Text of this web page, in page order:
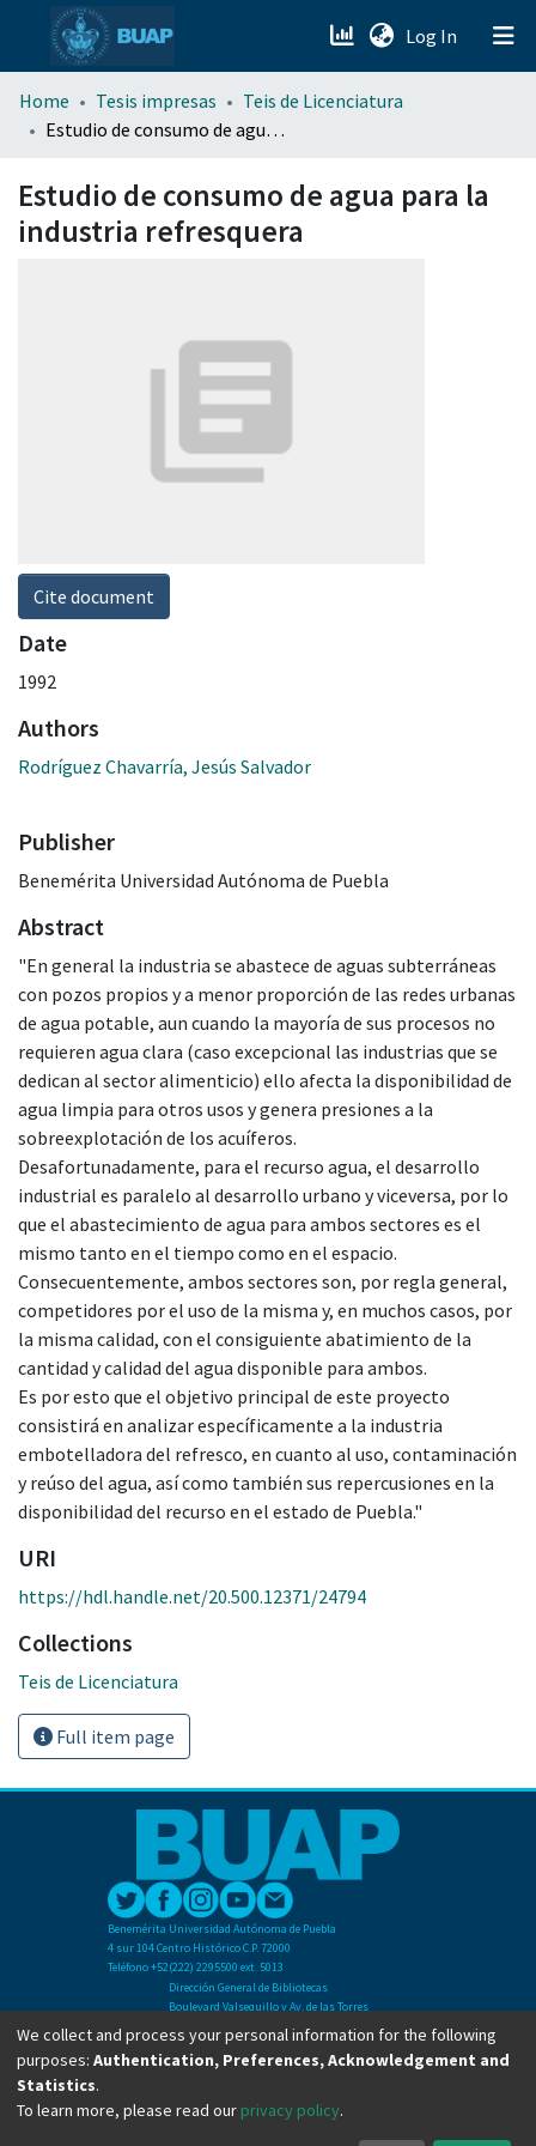
Log In (current)
menu.section.about_menu
Home Tesis impresas
Teis de Licenciatura
Estudio de consumo de agua para la industria refresquera
Estudio de consumo de agua para la
industria refresquera
Cite document
Date
1992
Authors
Rodríguez Chavarría, Jesús Salvador
Publisher
Benemérita Universidad Autónoma de Puebla
Abstract
"En general la industria se abastece de aguas subterráneas
con pozos propios y a menor proporción de las redes urbanas
de agua potable, aun cuando la mayoría de sus procesos no
requieren agua clara (caso excepcional las industrias que se
dedican al sector alimenticio) ello afecta la disponibilidad de
agua limpia para otros usos y genera presiones a la
sobreexplotación de los acuíferos.
Desafortunadamente, para el recurso agua, el desarrollo
industrial es paralelo al desarrollo urbano y viceversa, por lo
que el abastecimiento de agua para ambos sectores es el
mismo tanto en el tiempo como en el espacio.
Consecuentemente, ambos sectores son, por regla general,
competidores por el uso de la misma y, en muchos casos, por
la misma calidad, con el consiguiente abatimiento de la
cantidad y calidad del agua disponible para ambos.
Es por esto que el objetivo principal de este proyecto
consistirá en analizar específicamente a la industria
embotelladora del refresco, en cuanto al uso, contaminación
y reúso del agua, así como también sus repercusiones en la
disponibilidad del recurso en el estado de Puebla."
URI
https://hdl.handle.net/20.500.12371/24794
Collections
Teis de Licenciatura
Full item page
Benemérita Universidad Autónoma de Puebla
4 sur 104 Centro Histórico C.P. 72000
Teléfono +52(222) 2295500 ext. 5013
Dirección General de Bibliotecas
Boulevard Valsequillo y Av. de las Torres
Ciudad Universitaria. Col. San Manuel
C.P. 72570
Teléfono +52 (222) 2295500 Ext 2901
We collect and process your personal information for the following
purposes: Authentication, Preferences, Acknowledgement and
Statistics.
To learn more, please read our privacy policy.